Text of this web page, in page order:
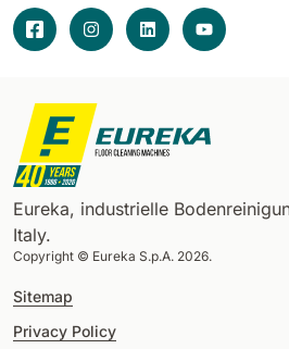
Eureka, industrielle
Italy.
Copyright © Eureka S.p.A. 2026.
Sitemap
Privacy Policy